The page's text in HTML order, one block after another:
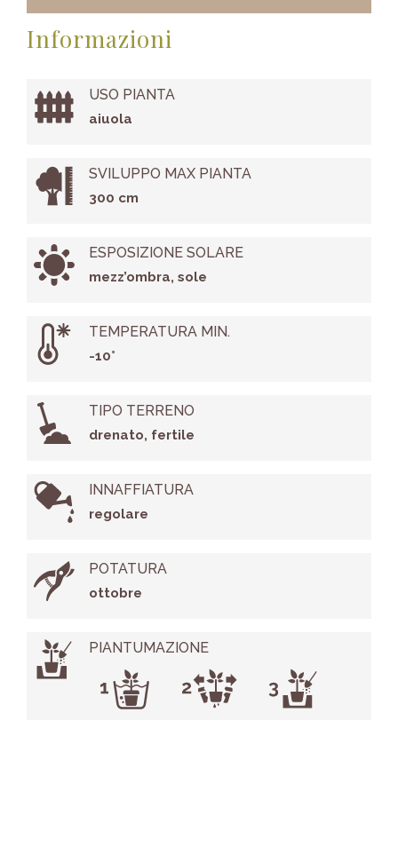
Informazioni
USO PIANTA
aiuola
SVILUPPO MAX PIANTA
300 cm
ESPOSIZIONE SOLARE
mezz’ombra, sole
TEMPERATURA MIN.
-10°
TIPO TERRENO
drenato, fertile
INNAFFIATURA
regolare
POTATURA
ottobre
PIANTUMAZIONE